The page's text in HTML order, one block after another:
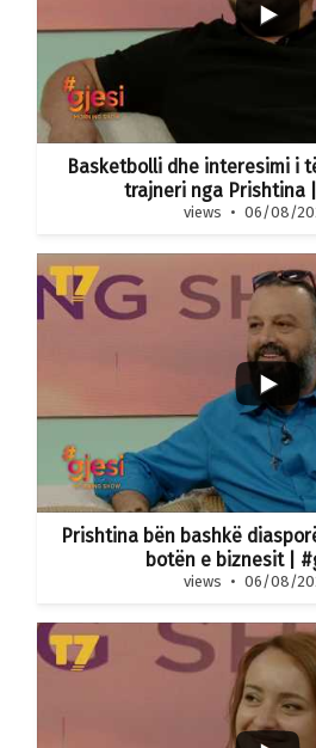
Basketbolli dhe interesimi i
trajneri nga Prishtina
views 06/08/
Prishtina bën bashkë
botën e biznesit |
views 06/08/